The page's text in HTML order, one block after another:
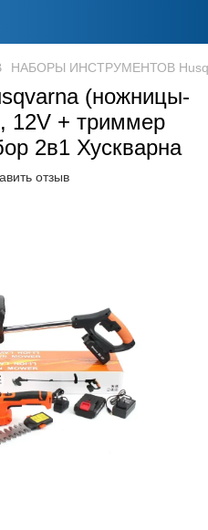
НАБОРЫ ИНСТРУМЕНТОВ
(ножницы-
12V + триммер
2в1 Хускварна
отзыв